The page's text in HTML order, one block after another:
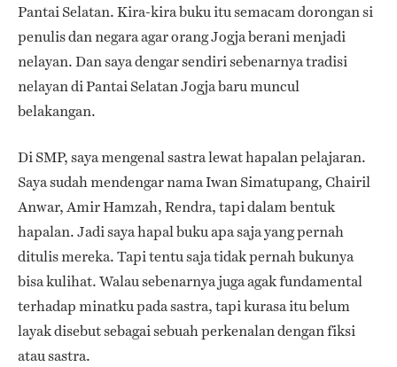
Pantai Selatan. Kira-kira buku itu semacam dorongan si
penulis dan negara agar orang Jogja berani menjadi
nelayan. Dan saya dengar sendiri sebenarnya tradisi
nelayan di Pantai Selatan Jogja baru muncul
belakangan.
Di SMP, saya mengenal sastra lewat hapalan pelajaran.
Saya sudah mendengar nama Iwan Simatupang, Chairil
Anwar, Amir Hamzah, Rendra, tapi dalam bentuk
hapalan. Jadi saya hapal buku apa saja yang pernah
ditulis mereka. Tapi tentu saja tidak pernah bukunya
bisa kulihat. Walau sebenarnya juga agak fundamental
terhadap minatku pada sastra, tapi kurasa itu belum
layak disebut sebagai sebuah perkenalan dengan fiksi
atau sastra.